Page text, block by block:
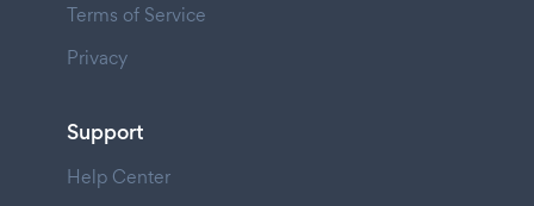
Terms of Service
Privacy
Support
Help Center